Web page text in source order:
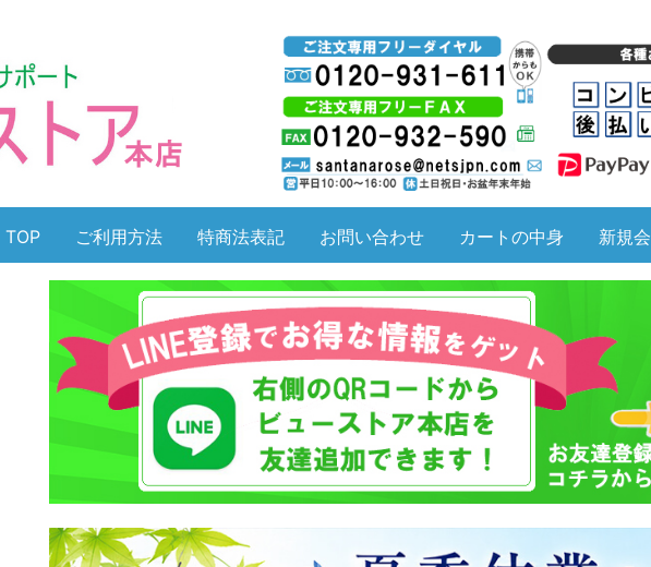
TOP ご利用方法 特商法表記 お問い合わせ カートの中身 新規